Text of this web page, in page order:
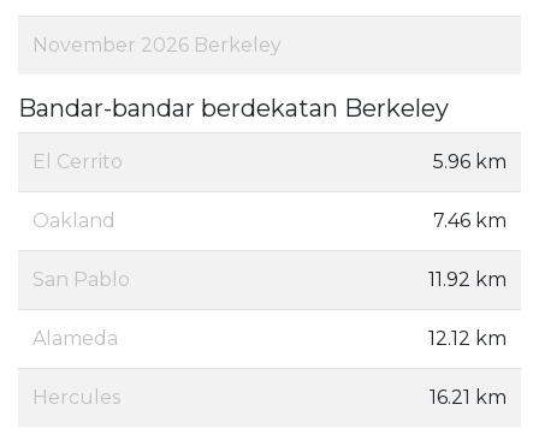
November 2026 Berkeley
Bandar-bandar berdekatan Berkeley
El Cerrito 5.96 km
Oakland 7.46 km
San Pablo 11.92 km
Alameda 12.12 km
Hercules 16.21 km